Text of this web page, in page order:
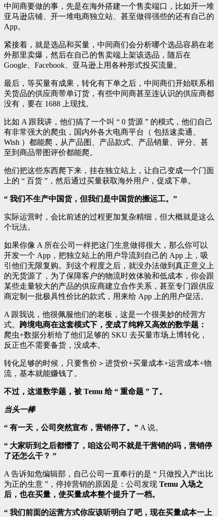
中间商要做的事，先是在海外搭建一个售卖端口，比如开一堆
亚马逊店铺、开一堆电商独立站、甚至做得强些的还有自己的
App。
紧接着，就是选品和买量，中间商们会分析哪个选品容易在老
外那里卖爆，然后在自己的售卖端上架该选品，随后在
Google、Facebook、亚马逊上用各种形式投买流量。
最后，等买量有成果，转化有下单之后，中间商们开始联系相
关货品的供应商带单订货，有些中间商甚至连认识的供应商都
没有，要在 1688 上现找。
比如 A 跟我讲，他们搞了一个叫 “ 0 货源 ” 的模式，他们自己
有非常强大的爬虫，国内外各大电商平台（ 包括速卖通、
Wish ）都能爬，从产品图、产品款式、产品销量、评分、甚
至到商品带图评价都能爬。
他们把这些东西爬下来，挂在独立站上，让自己变成一个门面
上的 “ 百货 ”，然后通过买量获取海外用户，促成下单。
“ 我们不生产中国货，但我们是中国货的搬运工。”
实际运营时，会比前述的过程更加复杂精细，但大概就是这么
个玩法。
如果你像 A 所在公司一样把这门生意做得很大，那么你可以
开发一个 App，把独立站上的用户导流到自己的 App 上，吸
引他们无限复购。到这个程度之后，就没办法做到真正意义上
的无货源了，为了保障客户的物流时效体验和低成本，你会跟
某些走量较大的产品的供应商建立合作关系，甚至专门跟供应
商定制一批极具性价比的款式，用来给 App 上的用户促活。
A 跟我说，他很佩服他们的老板，这是一个很美妙的经营方
式。 跨境电商在这套模式下，变成了纯粹又高效的数学题：
爬虫+数据分析给了他们足够的 SKU 去买量市场上博转化，
反正也不需要备货，没成本。
转化足够的时候，只要售价＞进货价+买量成本+运营成本+物
流，基本就能赚钱了。
不过，这道数学题，被 Temu 给 “ 重命题 ” 了。
当头一棒
“ 有一天，公司突然宣布，营销停了。” A 说。
“ 大家听到之后都懵了，咱这公司不就是干营销的吗，营销停
了还怎么干？ ”
A 告诉知危编辑部，自己公司一直奉行的是 “ 只做投入产出比
为正的生意 ”，停掉营销的原因是：公司发现 Temu 入场之
后，也在买量，使买量成本整个提升了一档。
“ 我们前面的运营方式你应该听明白了吧，现在买量成本一上